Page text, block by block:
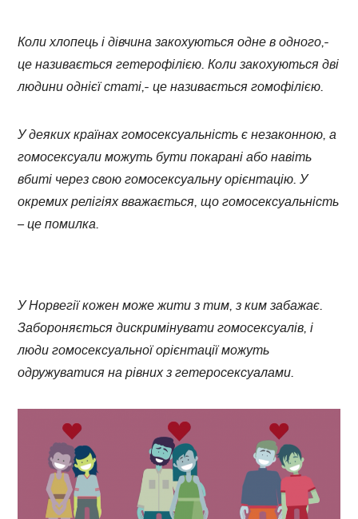
Коли хлопець і дівчина закохуються одне в одного,-
це називається гетерофілією. Коли закохуються дві
людини однієї статі,- це називається гомофілією.
У деяких країнах гомосексуальність є незаконною, а
гомосексуали можуть бути покарані або навіть
вбиті через свою гомосексуальну орієнтацію. У
окремих релігіях вважається, що гомосексуальність
– це помилка.
У Норвегії кожен може жити з тим, з ким забажає.
Забороняється дискримінувати гомосексуалів, і
люди гомосексуальної орієнтації можуть
одружуватися на рівних з гетеросексуалами.